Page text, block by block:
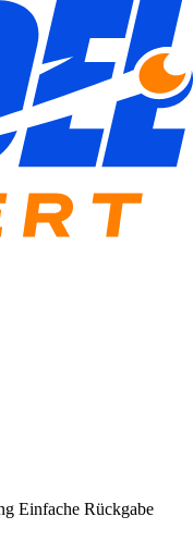
Einfache Rückgabe